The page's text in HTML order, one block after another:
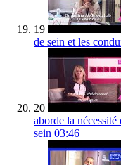
19
de sein et les
20
aborde la
sein 03:46